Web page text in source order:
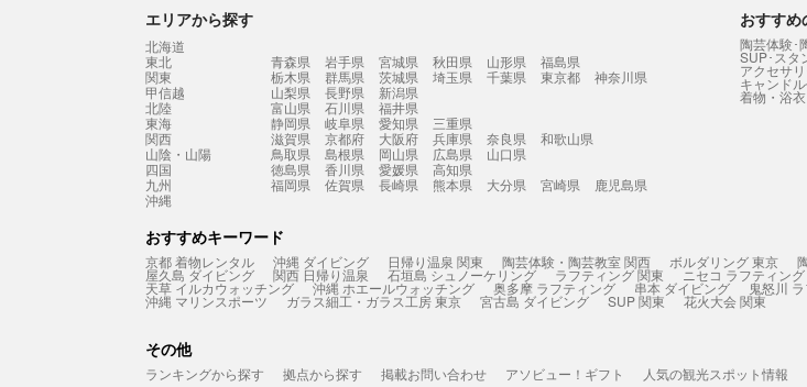
エリアから探す
北海道
東北
青森県 岩手県 宮城県 秋田県 山形県
福島県
関東
栃木県 群馬県 茨城県 埼玉県 千葉県 東京都
神奈川県
甲信越
山梨県 長野県
新潟県
北陸
富山県 石川県
福井県
東海
静岡県 岐阜県 愛知県
三重県
関西
滋賀県 京都府 大阪府 兵庫県 奈良県
和歌山県
山陰・山陽
鳥取県 島根県 岡山県 広島県
山口県
四国
徳島県 香川県 愛媛県
高知県
九州
福岡県 佐賀県 長崎県 熊本県 大分県 宮崎県
鹿児島県
沖縄
おすす
陶芸体験･
SUP･スタ
アクセサ
キャンド
着物・浴
おすすめキーワード
京都 着物レンタル 沖縄 ダイビング 日帰り温泉 関東 陶芸体験・陶芸教室 関西 ボルダリング 東京
屋久島 ダイビング 関西 日帰り温泉 石垣島 シュノーケリング ラフティング 関東 ニセコ ラフティング
天草 イルカウォッチング 沖縄 ホエールウォッチング 奥多摩 ラフティング 串本 ダイビング 鬼怒川
沖縄 マリンスポーツ ガラス細工・ガラス工房 東京 宮古島 ダイビング SUP 関東 花火大会 関東
その他
ランキングから探す 拠点から探す 掲載お問い合わせ アソビュー！ギフト 人気の観光スポット情報